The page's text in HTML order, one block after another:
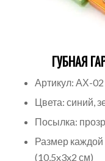
ГУБНАЯ
Артикул: АХ-02
Цвета: синий,
Посылка:
Размер
(10,5x3x2 см)